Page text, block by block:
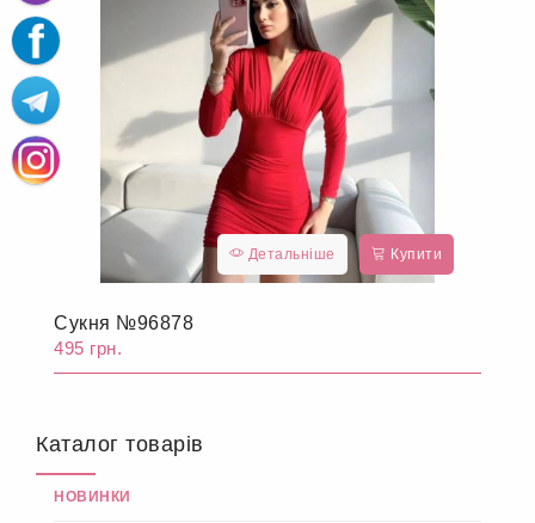
Детальніше Купити
Сукня №96878
495 грн.
Каталог товарів
НОВИНКИ